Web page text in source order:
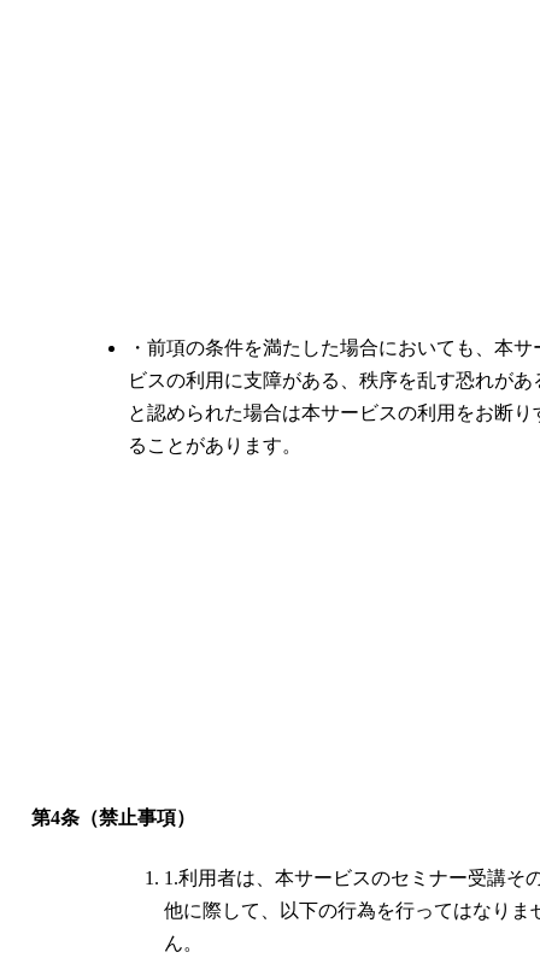
・前項の条件を満たした場合においても、本サ
ビスの利用に支障がある、秩序を乱す恐れがあ
と認められた場合は本サービスの利用をお断り
ることがあります。
第4条（禁止事項）
1.利用者は、本サービスのセミナー受講そ
他に際して、以下の行為を行ってはなりま
ん。